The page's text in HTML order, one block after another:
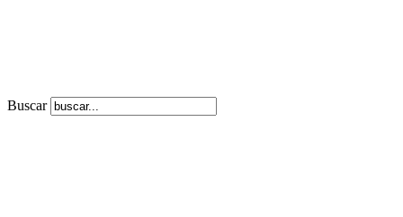
Buscar